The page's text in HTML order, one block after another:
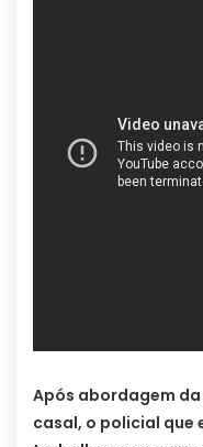
Após abordagem
casal, o policial que